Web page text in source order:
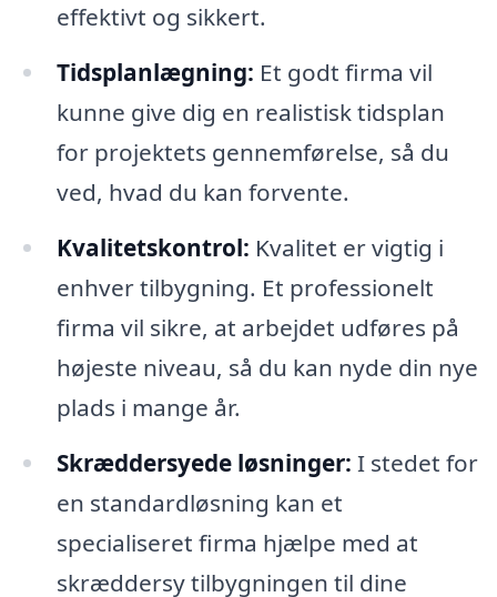
effektivt og sikkert.
Tidsplanlægning: Et godt firma vil
kunne give dig en realistisk tidsplan
for projektets gennemførelse, så du
ved, hvad du kan forvente.
Kvalitetskontrol: Kvalitet er vigtig i
enhver tilbygning. Et professionelt
firma vil sikre, at arbejdet udføres på
højeste niveau, så du kan nyde din nye
plads i mange år.
Skræddersyede løsninger: I stedet for
en standardløsning kan et
specialiseret firma hjælpe med at
skræddersy tilbygningen til dine